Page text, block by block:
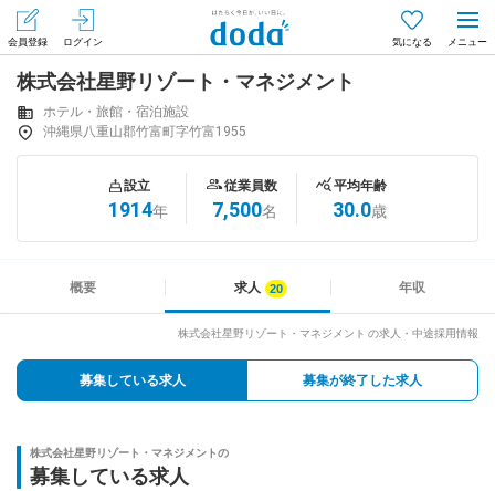
会員登録 ログイン 気になる
会員登録（無料）
はじめてdodaをご利用される方へ
求人を紹介してもらう
知りたい・聞きたい
専門サイト
株式会社星野リゾート・マネジメント
ホテル・旅館・宿泊施設
沖縄県八重山郡竹富町字竹富1955
設立
1914年
従業員数
7,500名
平均年齢
30.0歳
概要 求人 年収
株式会社星野リゾート・マネジメント の求人・中途採用情報
募集している求人 募集が終了した求人
株式会社星野リゾート・マネジメントの
募集している求人